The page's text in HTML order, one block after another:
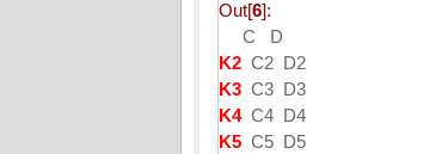
Out[6]:
C D
K2 C2 D2
K3 C3 D3
K4C4 D4
K5 C5 D5